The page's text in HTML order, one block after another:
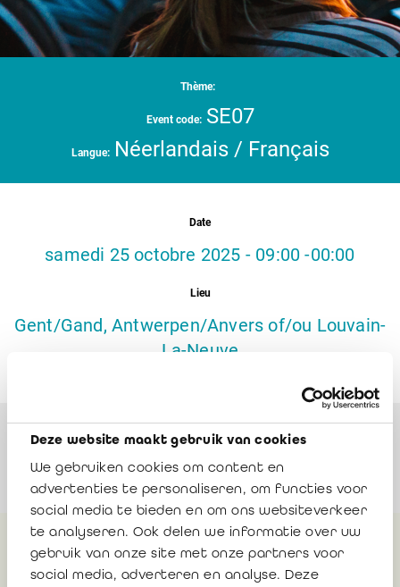
Deze website maakt gebruik van cookies
We gebruiken cookies om content en
advertenties te personaliseren, om functies voor
social media te bieden en om ons websiteverkeer
te analyseren. Ook delen we informatie over uw
gebruik van onze site met onze partners voor
social media, adverteren en analyse. Deze
Thème:
Event code: SE07
Langue: Néerlandais / Français
Date
samedi 25 octobre 2025 - 09:00 -00:00
Lieu
Gent/Gand, Antwerpen/Anvers of/ou Louvain-
La-Neuve
Orateurs
Plus d'infos